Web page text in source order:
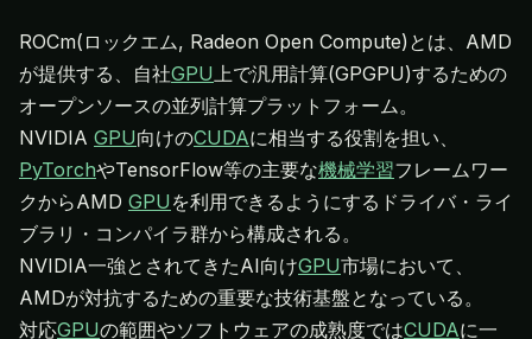
ROCm(ロックエム, Radeon Open Compute)とは、AMD
が提供する、自社GPU上で汎用計算(GPGPU)するための
オープンソースの並列計算プラットフォーム。
NVIDIA GPU向けのCUDAに相当する役割を担い、
PyTorchやTensorFlow等の主要な機械学習フレームワー
クからAMD GPU を利用できるようにするドライバ・ライ
ブラリ・コンパイラ群から構成される。
NVIDIA一強とされてきたAI向けGPU市場において、
AMDが対抗するための重要な技術基盤となっている。
対応GPUの範囲やソフトウェアの成熟度ではCUDAに一